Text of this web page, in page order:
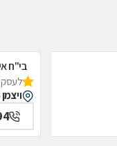
מרפאה,
בי"ח
לעסק
ויצמן 6, תל אביב